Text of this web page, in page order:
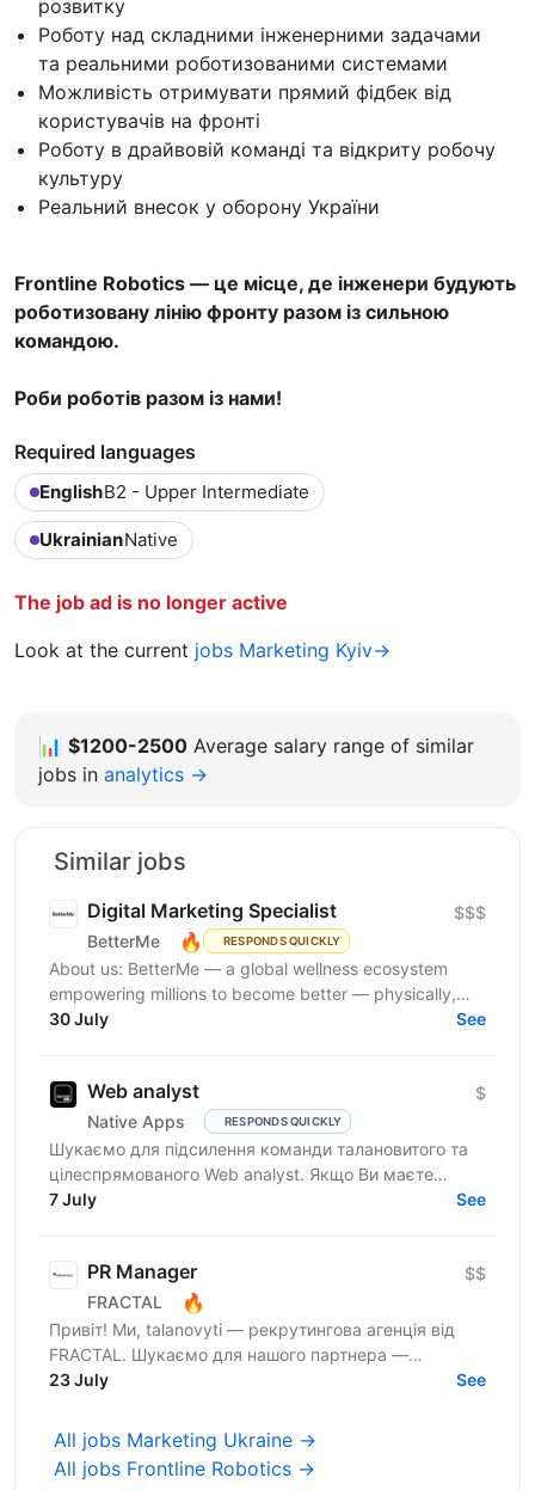
розвитку
Роботу над складними інженерними задачами
та реальними роботизованими системами
Можливість отримувати прямий фідбек від
користувачів на фронті
Роботу в драйвовій команді та відкриту робочу
культуру
Реальний внесок у оборону України
Frontline Robotics — це місце, де інженери будують
роботизовану лінію фронту разом із сильною
командою.
Роби роботів разом із нами!
Required languages
EnglishB2 - Upper Intermediate
UkrainianNative
The job ad is no longer active
Look at the current jobs Marketing Kyiv→
📊 $1200-2500 Average salary range of similar
jobs in analytics →
Similar jobs
Digital Marketing Specialist
BetterMe 🔥 RESPONDS QUICKLY
$$$
About us: BetterMe — a global wellness ecosystem
empowering millions to become better — physically,
mentally, and emotionally. We build what makes
30 July See
Web analyst
Native Apps RESPONDS QUICKLY
$
Шукаємо для підсилення команди талановитого та
цілеспрямованого Web analyst. Якщо Ви маєте
глибокі знання в діджитал аналітиці, прагнете
7 July See
PR Manager
FRACTAL 🔥
$$
Привіт! Ми, talanovyti — рекрутингова агенція від
FRACTAL. Шукаємо для нашого партнера —
найбільшої інвестспільноти України, УкрІнвестКлубу
23 July See
All jobs Marketing Ukraine →
All jobs Frontline Robotics →